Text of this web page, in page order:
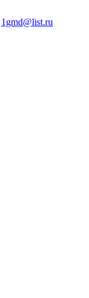
1gmd@list.ru